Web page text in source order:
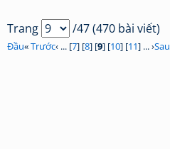
Trang /47 (470 bài viết)
Đầu«Trước‹ ... [7] [8] [9] [10] [11] ... ›Sau